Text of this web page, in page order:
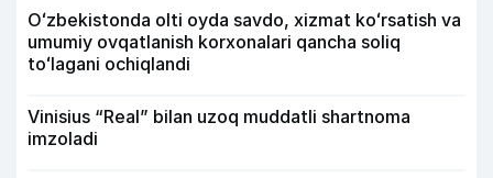
Oʻzbekistonda olti oyda savdo, xizmat koʻrsatish va
umumiy ovqatlanish korxonalari qancha soliq
toʻlagani ochiqlandi
Vinisius “Real” bilan uzoq muddatli shartnoma
imzoladi